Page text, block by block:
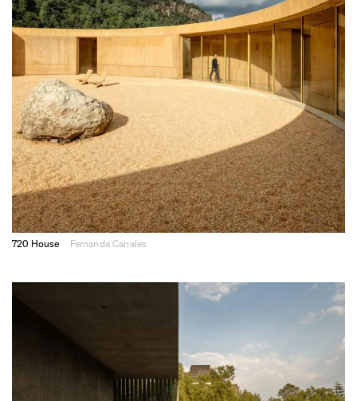
720 House Fernanda Canales